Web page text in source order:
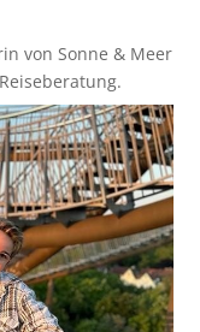
von Sonne & Meer